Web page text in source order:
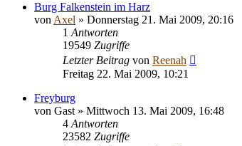
Burg Falkenstein im Harz
von Axel » Donnerstag 21. Mai 2009, 20:16
1 Antworten
19549 Zugriffe
Letzter Beitrag von Reenah
Freitag 22. Mai 2009, 10:21
Freyburg
von Gast » Mittwoch 13. Mai 2009, 16:48
4 Antworten
23582 Zugriffe